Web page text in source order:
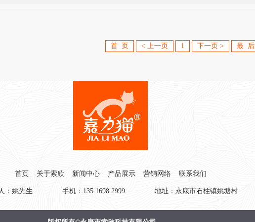
首 页 < 上一页 1 下一页 > 最 后
首页 关于索欣 新闻中心 产品展示 营销网络 联系我们
：姚先生 手机：135 1698 2999 地址：永康市石柱镇姚塘村